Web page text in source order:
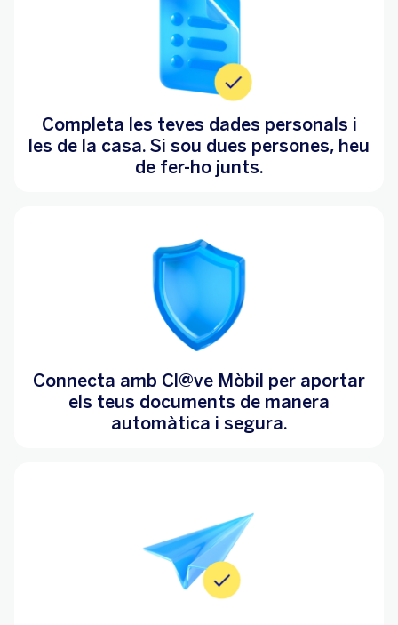
Completa les teves dades personals i
les de la casa. Si sou dues persones, heu
de fer-ho junts.
Connecta amb Cl@ve Mòbil per aportar
els teus documents de manera
automàtica i segura.